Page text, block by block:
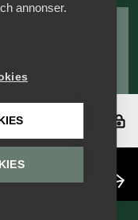
digitala
annonser.